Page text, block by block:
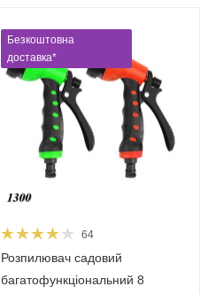
Безкоштовна
доставка*
64
Розпилювач садовий
багатофункціональний 8